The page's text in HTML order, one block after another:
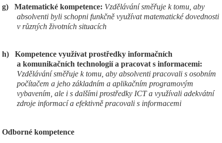
g) Matematické kompetence: Vzdělávání směřuje k tomu, aby
absolventi byli schopni funkčně využívat matematické dovednosti
v různých životních situacích
h)
Kompetence využívat prostředky informačních
a komunikačních technologií a pracovat s informacemi:
Vzdělávání směřuje k tomu, aby absolventi pracovali s osobním
počítačem a jeho základním a aplikačním programovým
vybavením, ale i s dalšími prostředky ICT a využívali adekvátní
zdroje informací a efektivně pracovali s informacemi
Odborné kompetence